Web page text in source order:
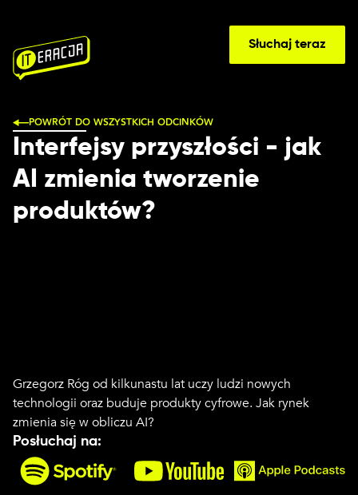
Słuchaj teraz
POWRÓT DO WSZYSTKICH ODCINKÓW
Interfejsy przyszłości - jak
AI zmienia tworzenie
produktów?
Grzegorz Róg od kilkunastu lat uczy ludzi nowych
technologii oraz buduje produkty cyfrowe. Jak rynek
zmienia się w obliczu AI?
Posłuchaj na: